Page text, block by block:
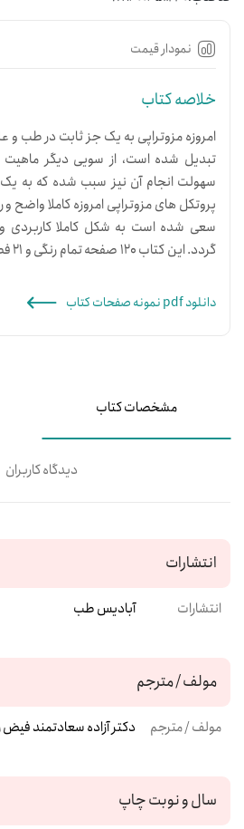
نمودار قیمت
خلاصه کتاب
امروزه مزوتراپی به یک جز ثابت در طب و
تبدیل شده است، از سویی دیگر ماهیت
سهولت انجام آن نیز سبب شده که به
پروتکل های مزوتراپی امروزه کاملا
سعی شده است به شکل کاملا کاربردی و
گردد. این کتاب 120 صفحه تمام رنگی و 21 فصل میباشد.
دانلود pdf نمونه صفحات کتاب
مشخصات کتاب
دیدگاه کاربران
انتشارات
انتشارات آبادیس طب
مولف / مترجم
مولف / مترجم دکتر آزاده سعادتمند فیض
سال و نوبت چاپ